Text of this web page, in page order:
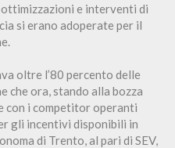
e interventi di
si erano adoperate per il
oltre l’80 percento delle
ora, stando alla bozza
con i competitor operanti
gli incentivi disponibili in
di Trento, al pari di SEV,